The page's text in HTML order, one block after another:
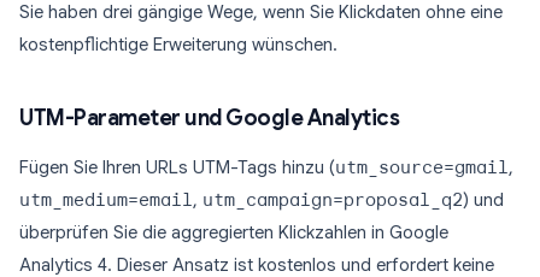
Sie haben drei gängige Wege, wenn Sie Klickdaten ohne eine
kostenpflichtige Erweiterung wünschen.
UTM-Parameter und Google Analytics
Fügen Sie Ihren URLs UTM-Tags hinzu (utm_source=gmail,
utm_medium=email, utm_campaign=proposal_q2) und
überprüfen Sie die aggregierten Klickzahlen in Google
Analytics 4. Dieser Ansatz ist kostenlos und erfordert keine